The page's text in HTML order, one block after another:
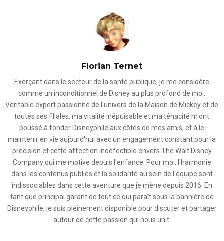
Florian Ternet
Exerçant dans le secteur de la santé publique, je me considère
comme un inconditionnel de Disney au plus profond de moi.
Véritable expert passionné de l'univers de la Maison de Mickey et de
toutes ses filiales, ma vitalité inépuisable et ma ténacité m'ont
poussé à fonder Disneyphile aux côtés de mes amis, et à le
maintenir en vie aujourd'hui avec un engagement constant pour la
précision et cette affection indéfectible envers The Walt Disney
Company qui me motive depuis l'enfance. Pour moi, l'harmonie
dans les contenus publiés et la solidarité au sein de l'équipe sont
indissociables dans cette aventure que je mène depuis 2016. En
tant que principal garant de tout ce qui paraît sous la bannière de
Disneyphile, je suis pleinement disponible pour discuter et partager
autour de cette passion qui nous unit.